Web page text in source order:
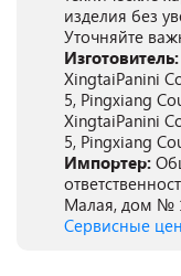
изделия без
Уточняйте
Изготовитель:
XingtaiPanini
5, Pingxiang
XingtaiPanini
5, Pingxiang
Импортер:
Малая, дом №
Сервисные